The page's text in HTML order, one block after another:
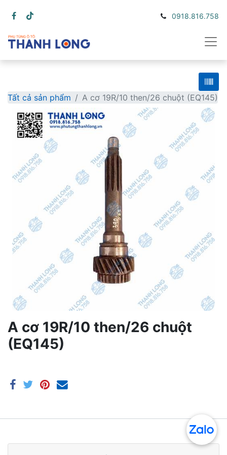
0918.816.758
Tất cả sản phẩm A cơ 19R/10 then/26 chuột (EQ145)
A cơ 19R/10 then/26 chuột
(EQ145)